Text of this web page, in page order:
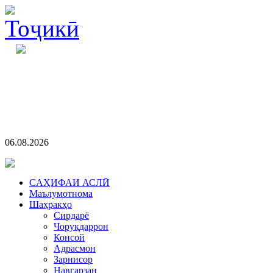
06.08.2026
CАҲИФАИ АСЛӢ
Маълумотнома
Шаҳракҳо
Сирдарё
Чоруқдаррон
Консой
Адрасмон
Зарнисор
Навгарзан